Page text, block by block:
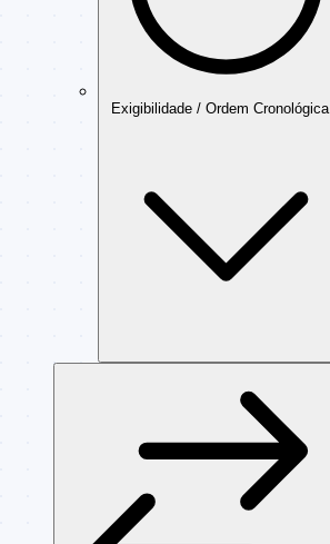
Exigibilidade / Ordem Cronológica